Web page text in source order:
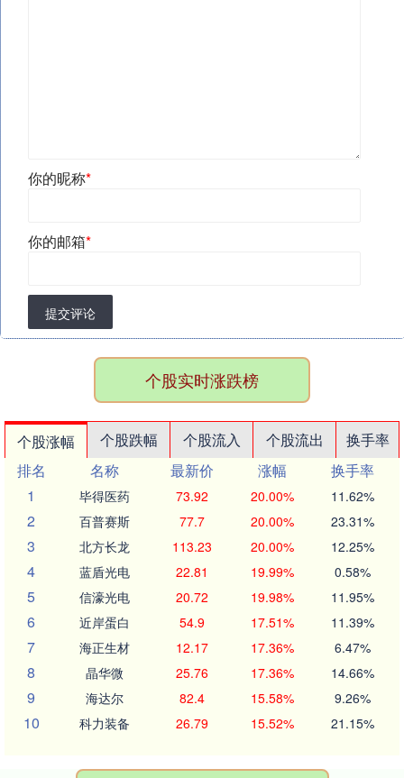
你的昵称*
你的邮箱*
提交评论
个股实时涨跌榜
个股涨幅 个股跌幅 个股流入 个股流出
换手率
排名
名称 最新价 涨幅
换手率
1
毕得医药 73.92 20.00% 11.62%
2 百普赛斯 77.7 20.00% 23.31%
3 北方长龙 113.23 20.00% 12.25%
4 蓝盾光电 22.81 19.99% 0.58%
5 信濠光电 20.72 19.98% 11.95%
6 近岸蛋白 54.9 17.51% 11.39%
7 海正生材 12.17 17.36% 6.47%
8 晶华微 25.76 17.36% 14.66%
9 海达尔 82.4 15.58% 9.26%
10 科力装备 26.79 15.52% 21.15%